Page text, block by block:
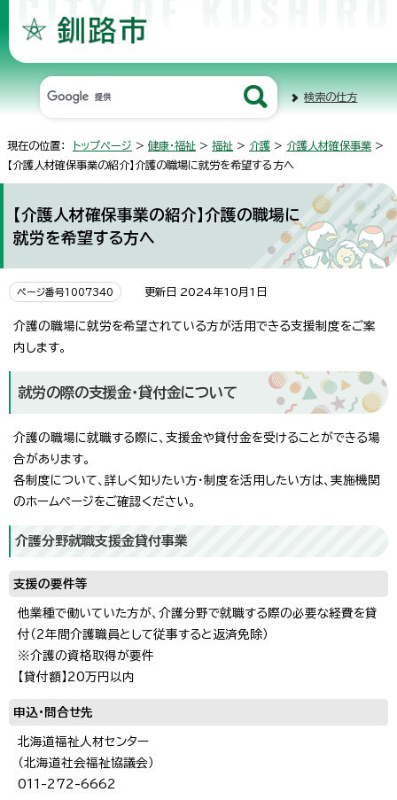
検索の仕方
現在の位置： トップページ > 健康・福祉 > 福祉 > 介護 > 介護人材確保事業 >
【介護人材確保事業の紹介】介護の職場に就労を希望する方へ
【介護人材確保事業の紹介】介護の職場に
就労を希望する方へ
ページ番号1007340 更新日 2024年10月1日
介護の職場に就労を希望されている方が活用できる支援制度をご案
内します。
就労の際の支援金・貸付金について
介護の職場に就職する際に、支援金や貸付金を受けることができる場
合があります。
各制度について、詳しく知りたい方・制度を活用したい方は、実施機関
のホームページをご確認ください。
介護分野就職支援金貸付事業
支援の要件等
他業種で働いていた方が、介護分野で就職する際の必要な経費を貸
付（2年間介護職員として従事すると返済免除）
※介護の資格取得が要件
【貸付額】20万円以内
申込・問合せ先
北海道福祉人材センター
（北海道社会福祉協議会）
011-272-6662